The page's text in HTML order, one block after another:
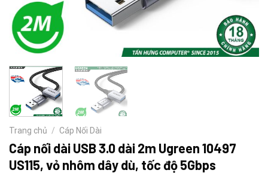
Trang chủ / Cáp Nối Dài
Cáp nối dài USB 3.0 dài 2m Ugreen 10497
US115, vỏ nhôm dây dù, tốc độ 5Gbps